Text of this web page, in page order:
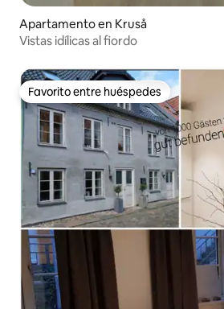
Apartamento en Kruså
Vistas idílicas al fiordo
Favorito entre huéspedes
Favorito entre huéspedes